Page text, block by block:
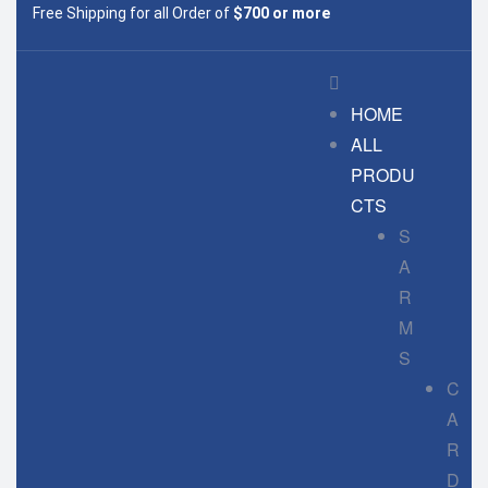
Free Shipping for all Order of $700 or more
HOME
ALL
PRODU
CTS
S
A
R
M
S
C
A
R
D